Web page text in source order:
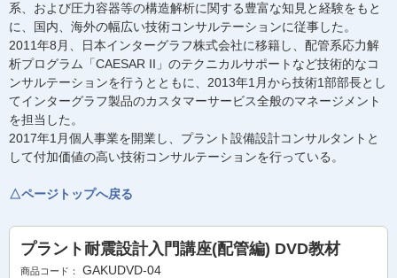
系、および圧力容器等の構造解析に関する豊富な知見と経験をもと
に、国内、海外の幅広い技術コンサルテーションに従事した。
2011年8月、日本インターグラフ株式会社に移籍し、配管系応力解
析プログラム「CAESAR II」のテクニカルサポートなど技術的なコ
ンサルテーションを行うとともに、2013年1月から技術1部部長とし
てインターグラフ製品のカスタマーサービス全般のマネージメント
を担当した。
2017年1月個人事業を開業し、プラント設備設計コンサルタントと
して付加価値の高い技術コンサルテーションを行っている。
△ページトップへ戻る
プラント耐震設計入門講座(配管編) DVD教材
商品コード： GAKUDVD-04